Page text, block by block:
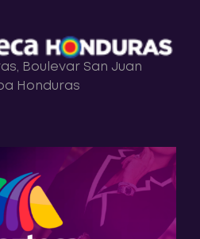
Boulevar San Juan
Honduras